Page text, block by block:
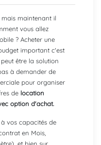
maintenant il
vous allez
? Acheter une
important c'est
être la solution
à demander de
pour organiser
de location
option d'achat.
vos capacités de
en Mois,